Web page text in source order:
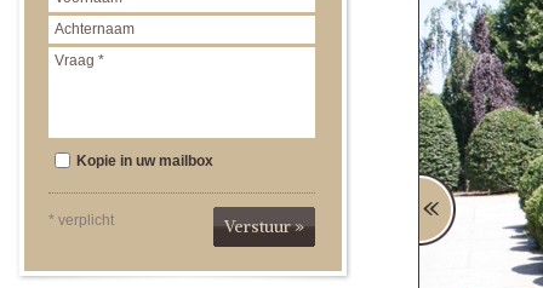
Kopie in uw mailbox
* verplicht Verstuur »